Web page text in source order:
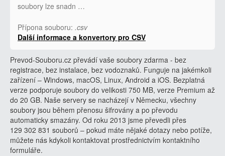
soubory lze snadn …
Přípona souboru: .csv
Další informace a konvertory pro CSV
Prevod-Souboru.cz převádí vaše soubory zdarma - bez
registrace, bez instalace, bez vodoznaků. Funguje na jakémkoli
zařízení – Windows, macOS, Linux, Android a iOS. Bezplatná
verze podporuje soubory do velikosti 750 MB, verze Premium až
do 20 GB. Naše servery se nacházejí v Německu, všechny
soubory jsou během přenosu šifrovány a po převodu
automaticky smazány. Od roku 2013 jsme převedli přes
129 302 831 souborů – pokud máte nějaké dotazy nebo potíže,
můžete nás kdykoli kontaktovat prostřednictvím kontaktního
formuláře.